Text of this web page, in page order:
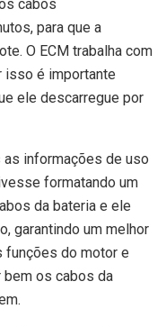
cabos
para que a
O ECM trabalha com
isso é importante
ele descarregue por
informações de uso
formatando um
da bateria e ele
garantindo um melhor
funções do motor e
os cabos da